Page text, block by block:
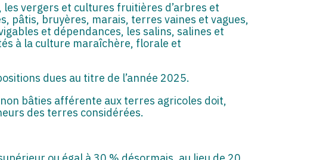
vergers et cultures fruitières d’arbres et
pâtis, bruyères, marais, terres vaines et vagues,
et dépendances, les salins, salines et
à la culture maraîchère, florale et
dues au titre de l’année 2025.
bâties afférente aux terres agricoles doit,
des terres considérées.